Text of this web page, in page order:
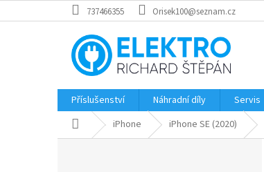
na
737466355 Orisek100@seznam.cz
Příslušenství Náhradní díly Servis
Domů iPhone iPhone SE (2020)